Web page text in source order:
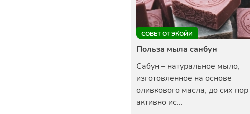
СОВЕТ ОТ ЭКОЙИ
Польза мыла санбун
Сабун – натуральное мыло,
изготовленное на основе
оливкового масла, до сих пор
активно ис...